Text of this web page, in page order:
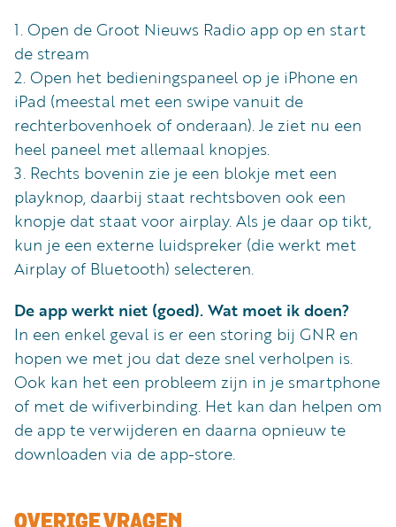
1. Open de Groot Nieuws Radio app op en start
de stream
2. Open het bedieningspaneel op je iPhone en
iPad (meestal met een swipe vanuit de
rechterbovenhoek of onderaan). Je ziet nu een
heel paneel met allemaal knopjes.
3. Rechts bovenin zie je een blokje met een
playknop, daarbij staat rechtsboven ook een
knopje dat staat voor airplay. Als je daar op tikt,
kun je een externe luidspreker (die werkt met
Airplay of Bluetooth) selecteren.
De app werkt niet (goed). Wat moet ik doen?
In een enkel geval is er een storing bij GNR en
hopen we met jou dat deze snel verholpen is.
Ook kan het een probleem zijn in je smartphone
of met de wifiverbinding. Het kan dan helpen om
de app te verwijderen en daarna opnieuw te
downloaden via de app-store.